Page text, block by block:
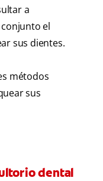
a
el
sus dientes.
métodos
sus
dental